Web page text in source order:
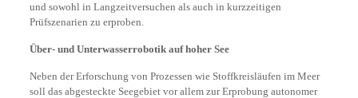
und sowohl in Langzeitversuchen als auch in kurzzeitigen
Prüfszenarien zu erproben.
Über- und Unterwasserrobotik auf hoher See
Neben der Erforschung von Prozessen wie Stoffkreisläufen im Meer
soll das abgesteckte Seegebiet vor allem zur Erprobung autonomer